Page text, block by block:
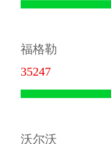
福格勒
35247
沃尔沃